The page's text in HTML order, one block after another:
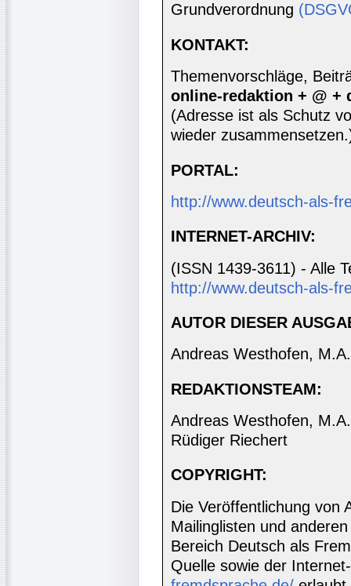
Grundverordnung
KONTAKT:
Themenvorschläge,
online-redaktion + @ +
(Adresse ist als Schutz
wieder
PORTAL:
http://www.deutsch-als-
INTERNET-ARCHIV:
(ISSN 1439-3611) - Alle
http://www.deutsch-als-
AUTOR DIESER
Andreas Westhofen, M.A.
REDAKTIONSTEAM:
Andreas Westhofen,
Rüdiger Riechert
COPYRIGHT:
Die Veröffentlichung von
Mailinglisten und
Bereich Deutsch als
Quelle sowie der